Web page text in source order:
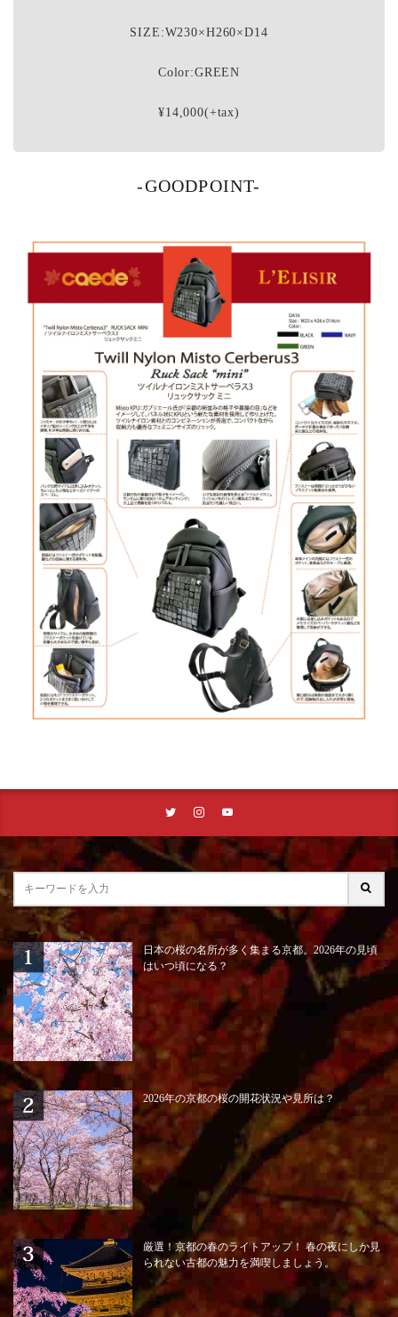
SIZE:W230×H260×D14
Color:GREEN
¥14,000(+tax)
-GOODPOINT-
日本の桜の名所が多く集まる京都。2026年の見頃
はいつ頃になる？
2026年の京都の桜の開花状況や見所は？
厳選！京都の春のライトアップ！ 春の夜にしか見
られない古都の魅力を満喫しましょう。